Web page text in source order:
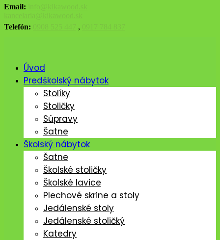
Email:
Telefón:
,
Úvod
Predškolský nábytok
Stolíky
Stoličky
Súpravy
Šatne
Školský nábytok
Šatne
Školské stoličky
Školské lavice
Plechové skrine a stoly
Jedálenské stoly
Jedálenské stoličký
Katedry